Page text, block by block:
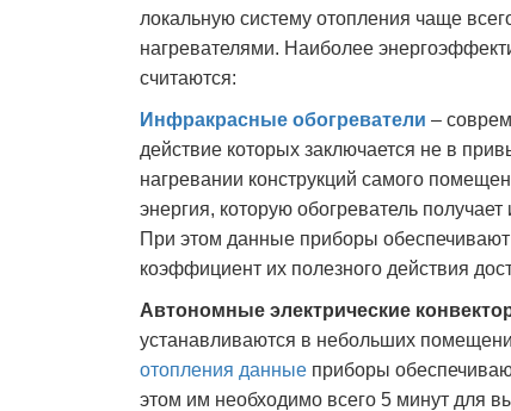
локальную систему отопления чаще
нагревателями. Наиболее
считаются:
Инфракрасные обогреватели –
действие которых заключается не в
нагревании конструкций самого
энергия, которую обогреватель
При этом данные приборы
коэффициент их полезного действия
Автономные электрические
устанавливаются в небольших
отопления данные приборы
этом им необходимо всего 5 минут для